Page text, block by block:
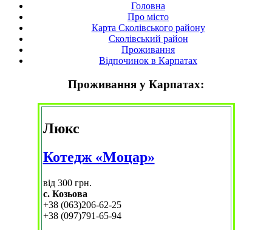
Головна
Про місто
Карта Сколівського району
Сколівський район
Проживання
Відпочинок в Карпатах
Проживання у Карпатах:
Люкс
Котедж «Моцар»
від 300 грн.
с. Козьова
+38 (063)206-62-25
+38 (097)791-65-94